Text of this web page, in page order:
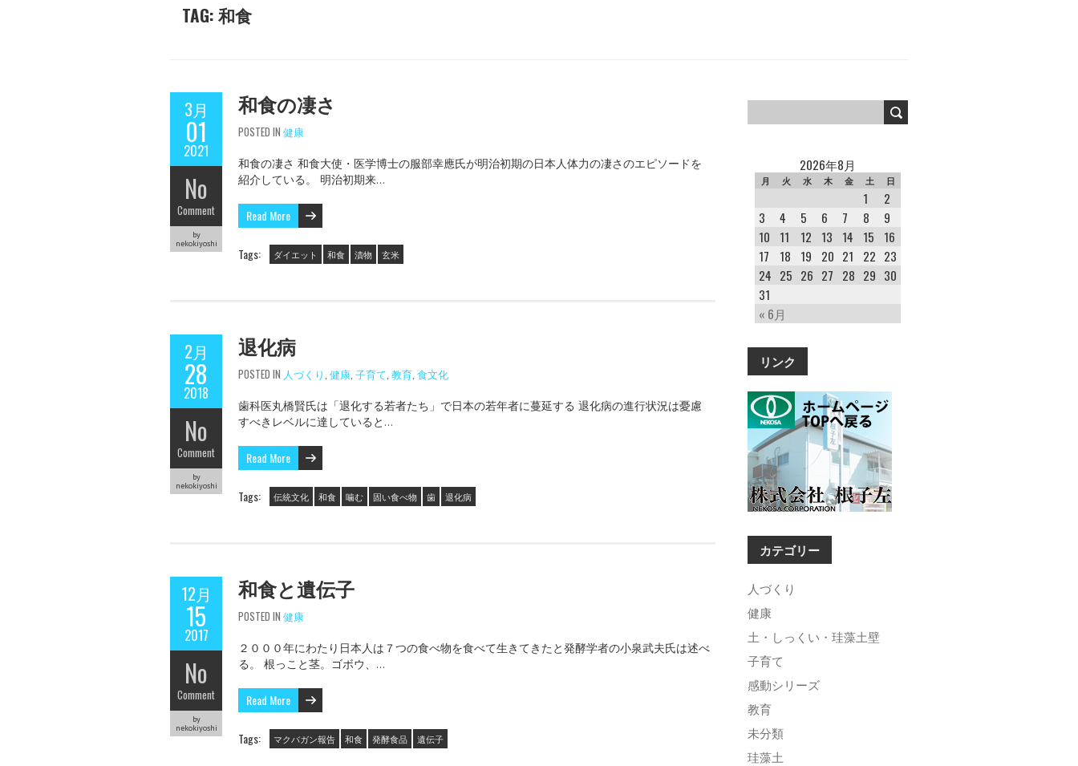
TAG: 和食
3月
01
2021
No
Comment
by
nekokiyoshi
和食の凄さ
POSTED IN 健康
和食の凄さ 和食大使・医学博士の服部幸應氏が明治初期の日本人体力の凄さのエピソードを
紹介している。 明治初期来…
Read More
Tags: ダイエット 和食 漬物 玄米
2月
28
2018
No
Comment
by
nekokiyoshi
退化病
POSTED IN 人づくり, 健康, 子育て, 教育, 食文化
歯科医丸橋賢氏は「退化する若者たち」で日本の若年者に蔓延する 退化病の進行状況は憂慮
すべきレベルに達していると…
Read More
Tags: 伝統文化 和食 噛む 固い食べ物 歯 退化病
12月
15
2017
No
Comment
by
nekokiyoshi
和食と遺伝子
POSTED IN 健康
２０００年にわたり日本人は７つの食べ物を食べて生きてきたと発酵学者の小泉武夫氏は述べ
る。 根っこと茎。ゴボウ、…
Read More
Tags: マクバガン報告 和食 発酵食品 遺伝子
2026年8月
月 火 水 木 金 土 日
« 6月
1
2
3
4 5 6 7 8
9
10
11 12 13 14 15
16
17
18 19 20 21 22 23
24 25 26 27 28 29 30
31
リンク
カテゴリー
人づくり
健康
土・しっくい・珪藻土壁
子育て
感動シリーズ
教育
未分類
珪藻土